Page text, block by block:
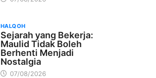
HALQOH
Sejarah yang Bekerja:
Maulid Tidak Boleh
Berhenti Menjadi
Nostalgia
07/08/2026